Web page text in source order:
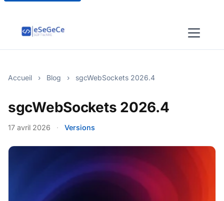
Accueil › Blog › sgcWebSockets 2026.4
sgcWebSockets 2026.4
17 avril 2026 · Versions